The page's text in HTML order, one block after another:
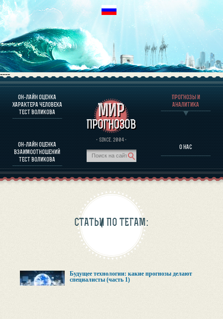
----
ОН-ЛАЙН ОЦЕНКА
ХАРАКТЕРА ЧЕЛОВЕКА
ТЕСТ ВОЛИКОВА
ОН-ЛАЙН ОЦЕНКА
ВЗАИМООТНОШЕНИЙ
ТЕСТ ВОЛИКОВА
· SINCE. 2004 ·
ПРОГНОЗЫ И
АНАЛИТИКА
О НАС
О ПРОГРАММЕ
ОЦЕНКА ХАРАКТЕРA ЧЕЛОВЕКА
ОЦЕНКА ХАРАКТЕРА ВЫДАЮЩИХСЯ ЛИЧНОСТЕЙ
О ПРОГРАММЕ
ПРОГНОЗЫ И АНАЛИТИКА
СТАТЬИ ПО ТЕГАМ:
Будущее технологии: какие прогнозы делают
специалисты (часть 1)